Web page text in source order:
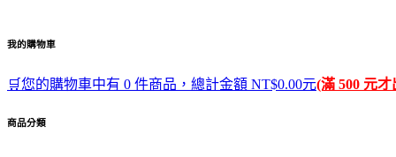
我的購物車
🛒您的購物車中有 0 件商品，總計金額 NT$0.00元(滿 500 元才
商品分類